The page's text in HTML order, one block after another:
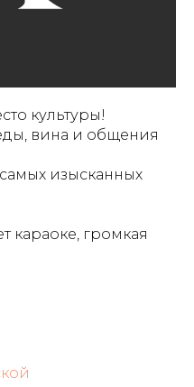
культуры!
вина и общения
изысканных
караоке, громкая